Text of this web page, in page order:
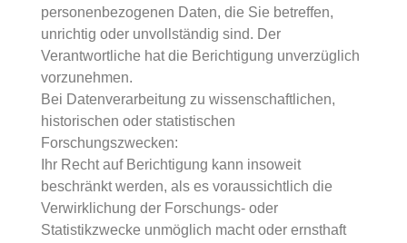
personenbezogenen Daten, die Sie betreffen,
unrichtig oder unvollständig sind. Der
Verantwortliche hat die Berichtigung unverzüglich
vorzunehmen.
Bei Datenverarbeitung zu wissenschaftlichen,
historischen oder statistischen
Forschungszwecken:
Ihr Recht auf Berichtigung kann insoweit
beschränkt werden, als es voraussichtlich die
Verwirklichung der Forschungs- oder
Statistikzwecke unmöglich macht oder ernsthaft